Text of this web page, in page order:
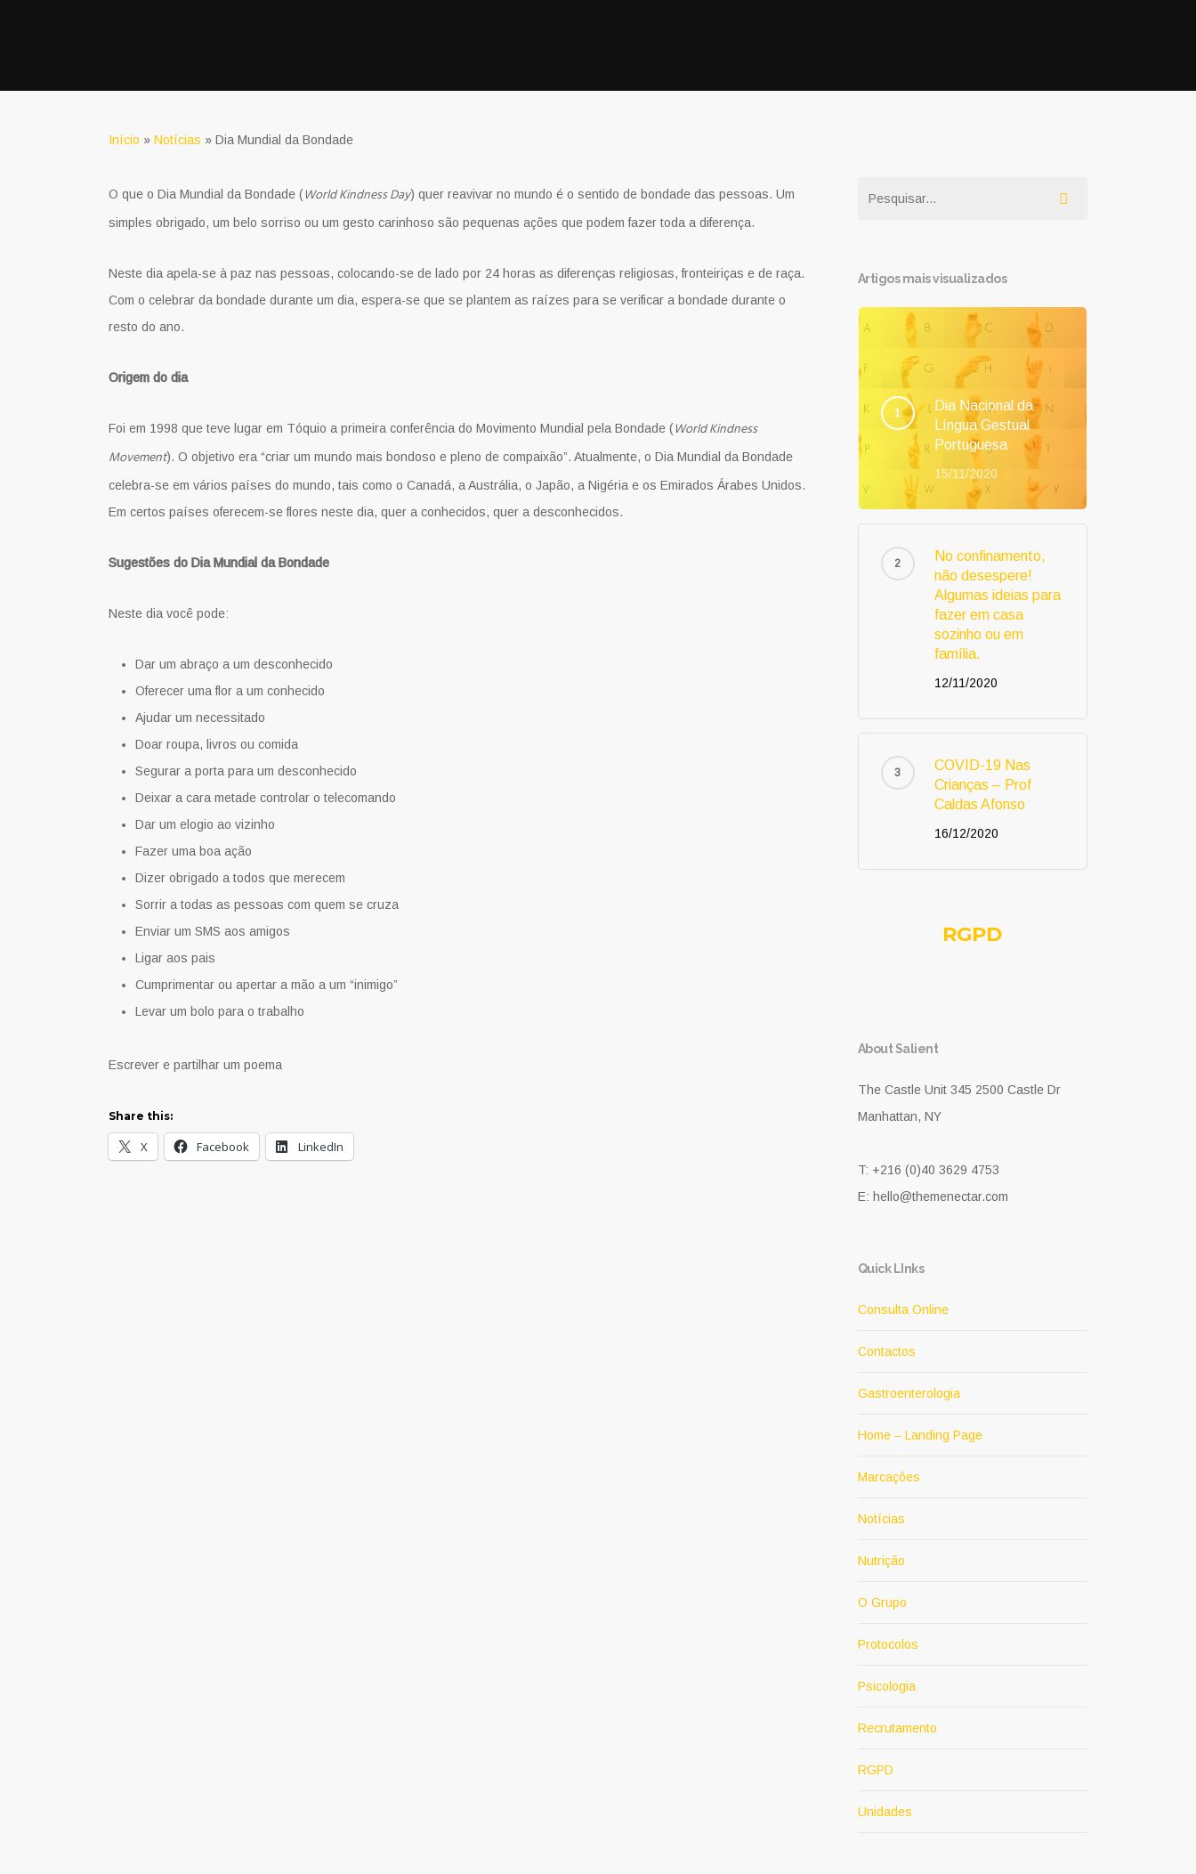
Início » Notícias » Dia Mundial da Bondade
O que o Dia Mundial da Bondade (World Kindness Day) quer reavivar no mundo é o sentido de bondade das pessoas. Um
simples obrigado, um belo sorriso ou um gesto carinhoso são pequenas ações que podem fazer toda a diferença.
Neste dia apela-se à paz nas pessoas, colocando-se de lado por 24 horas as diferenças religiosas, fronteiriças e de raça.
Com o celebrar da bondade durante um dia, espera-se que se plantem as raízes para se verificar a bondade durante o
resto do ano.
Origem do dia
Foi em 1998 que teve lugar em Tóquio a primeira conferência do Movimento Mundial pela Bondade (World Kindness
Movement). O objetivo era “criar um mundo mais bondoso e pleno de compaixão”. Atualmente, o Dia Mundial da Bondade
celebra-se em vários países do mundo, tais como o Canadá, a Austrália, o Japão, a Nigéria e os Emirados Árabes Unidos.
Em certos países oferecem-se flores neste dia, quer a conhecidos, quer a desconhecidos.
Sugestões do Dia Mundial da Bondade
Neste dia você pode:
Dar um abraço a um desconhecido
Oferecer uma flor a um conhecido
Ajudar um necessitado
Doar roupa, livros ou comida
Segurar a porta para um desconhecido
Deixar a cara metade controlar o telecomando
Dar um elogio ao vizinho
Fazer uma boa ação
Dizer obrigado a todos que merecem
Sorrir a todas as pessoas com quem se cruza
Enviar um SMS aos amigos
Ligar aos pais
Cumprimentar ou apertar a mão a um “inimigo”
Levar um bolo para o trabalho
Escrever e partilhar um poema
Share this:
X Facebook LinkedIn
Artigos mais visualizados
Dia Nacional da
Língua Gestual
Portuguesa
15/11/2020
No confinamento,
não desespere!
Algumas ideias para
fazer em casa
sozinho ou em
família.
12/11/2020
COVID-19 Nas
Crianças – Prof
Caldas Afonso
16/12/2020
RGPD
About Salient
The Castle Unit 345 2500 Castle Dr
Manhattan, NY
T: +216 (0)40 3629 4753
E: hello@themenectar.com
Quick LInks
Consulta Online
Contactos
Gastroenterologia
Home – Landing Page
Marcações
Notícias
Nutrição
O Grupo
Protocolos
Psicologia
Recrutamento
RGPD
Unidades